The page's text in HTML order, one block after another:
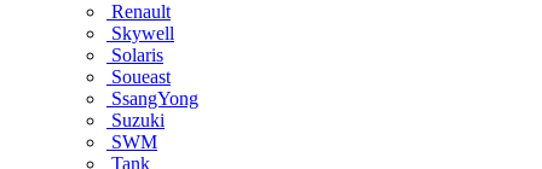
Renault
Skywell
Solaris
Soueast
SsangYong
Suzuki
SWM
Tank